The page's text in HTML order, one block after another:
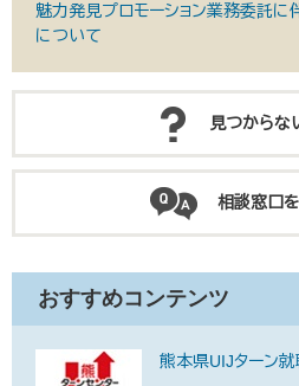
魅力発見プロモーション業務委託
について
見つからな
相談窓口
おすすめコンテンツ
熊本県UIJターン